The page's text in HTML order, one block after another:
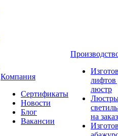
Компания
Сертификаты
Новости
Блог
Вакансии
лифтов
люстр
на заказ